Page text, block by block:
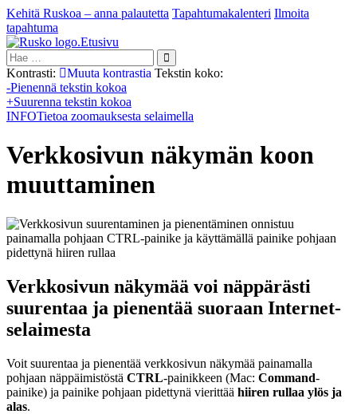
Kehitä Ruskoa – anna palautetta Tapahtumakalenteri Ilmoita
tapahtuma
Etusivu
Hae:
Kontrasti:
Muuta kontrastia Tekstin koko:
-Pienennä tekstin kokoa
+Suurenna tekstin kokoa
INFOTietoa zoomauksesta selaimella
Verkkosivun näkymän koon
muuttaminen
Verkkosivun näkymää voi näppärästi
suurentaa ja pienentää suoraan Internet-
selaimesta
Voit suurentaa ja pienentää verkkosivun näkymää painamalla
pohjaan näppäimistöstä CTRL-painikkeen (Mac: Command-
painike) ja painike pohjaan pidettynä vierittää hiiren rullaa ylös ja
alas.